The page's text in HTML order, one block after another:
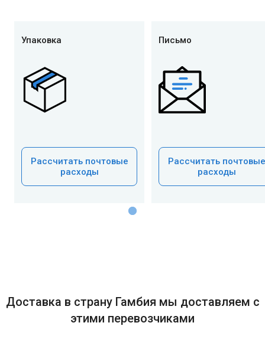
Упаковка
Рассчитать почтовые
расходы
Письмо
Рассчитать почтовые
расходы
Доставка в страну Гамбия мы доставляем с
этими перевозчиками